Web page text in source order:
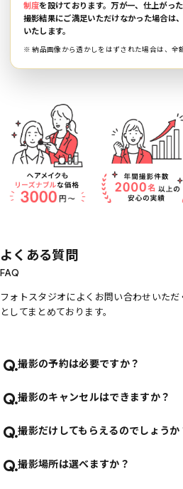
制度を設けております。万が一、仕上がっ
撮影結果にご満足いただけなかった場合は、
いたします。
※ 納品画像から透かしをはずされた場合は、全
よくある質問
FAQ
フォトスタジオによくお問い合わせいた
としてまとめております。
Q.撮影の予約は必要ですか？
Q.撮影のキャンセルはできますか？
Q.撮影だけしてもらえるのでしょうか
Q.撮影場所は選べますか？